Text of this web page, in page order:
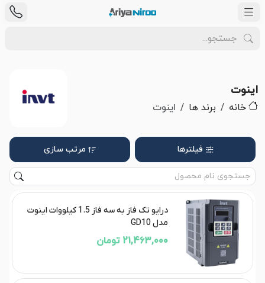
اینوت
خانه برند ها اینوت
فیلترها مرتب سازی
درایو تک فاز به سه فاز 1.5 کیلووات اینوت
مدل GD10
21,463,000 تومان